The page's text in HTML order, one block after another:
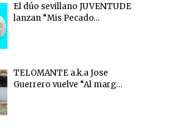
El dúo sevillano JUVENTUDE
lanzan “Mis Pecado…
TELOMANTE a.k.a Jose
Guerrero vuelve “Al marg…